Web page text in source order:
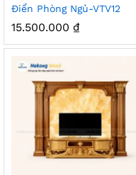
Điển Phòng Ngủ-VTV12
15.500.000 ₫